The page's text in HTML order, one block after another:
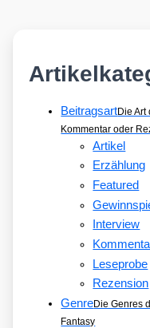
BeitragsartDie Art
Kommentar oder
Artikel
Erzählung
Featured
Interview
Leseprobe
Rezension
GenreDie Genres
Fantasy